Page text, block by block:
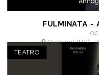
FULMINATA
Gussago (BS) -
a
TEATRO